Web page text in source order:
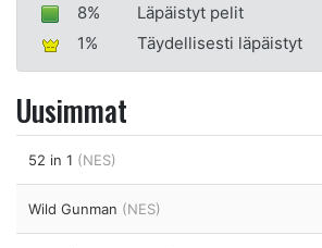
8%
Läpäistyt pelit
1%
Täydellisesti läpäistyt
Uusimmat
52 in 1 (NES)
Wild Gunman (NES)